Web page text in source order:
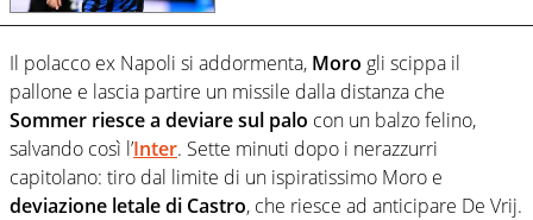
Il polacco ex Napoli si addormenta, Moro gli scippa il
pallone e lascia partire un missile dalla distanza che
Sommer riesce a deviare sul palo con un balzo felino,
salvando così l’Inter. Sette minuti dopo i nerazzurri
capitolano: tiro dal limite di un ispiratissimo Moro e
deviazione letale di Castro, che riesce ad anticipare De Vrij.